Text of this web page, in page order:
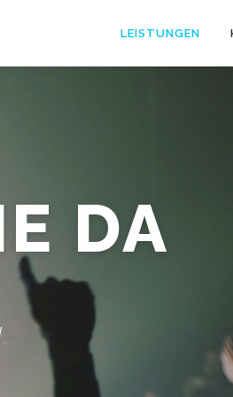
LEISTUNGEN